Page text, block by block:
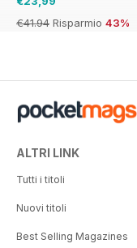
€41.94 Risparmio 43%
ALTRI LINK
Tutti i titoli
Nuovi titoli
Best Selling Magazines